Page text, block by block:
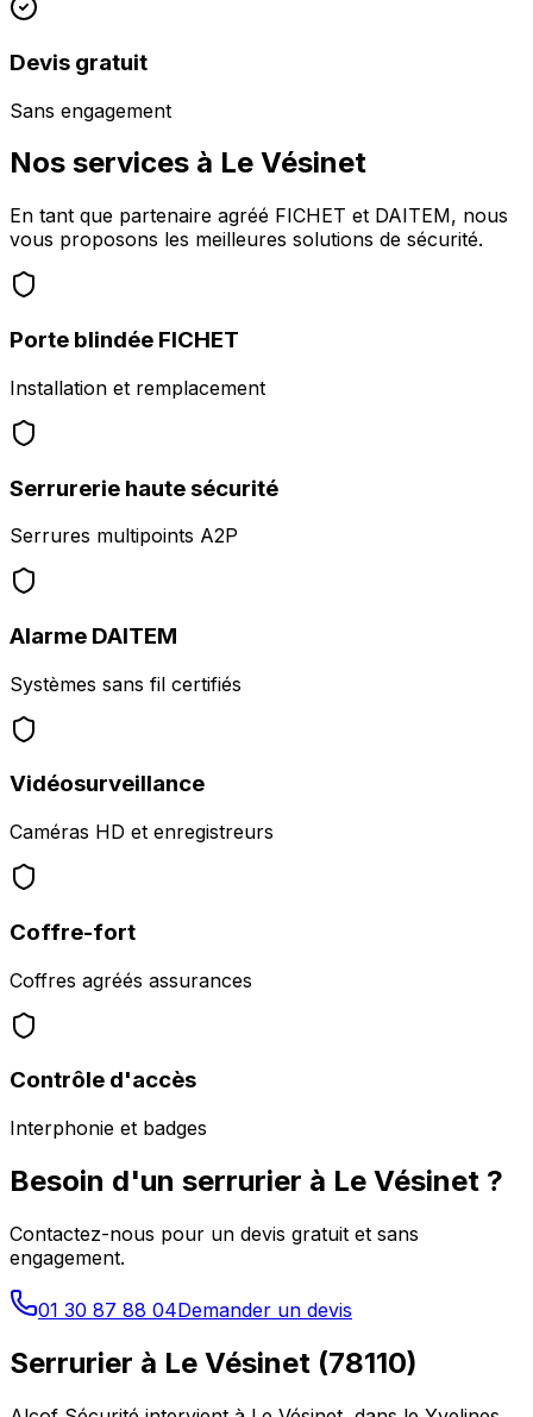
Devis gratuit
Sans engagement
Nos services à Le Vésinet
En tant que partenaire agréé FICHET et DAITEM, nous
vous proposons les meilleures solutions de sécurité.
Porte blindée FICHET
Installation et remplacement
Serrurerie haute sécurité
Serrures multipoints A2P
Alarme DAITEM
Systèmes sans fil certifiés
Vidéosurveillance
Caméras HD et enregistreurs
Coffre-fort
Coffres agréés assurances
Contrôle d'accès
Interphonie et badges
Besoin d'un serrurier à Le Vésinet ?
Contactez-nous pour un devis gratuit et sans
engagement.
01 30 87 88 04Demander un devis
Serrurier à Le Vésinet (78110)